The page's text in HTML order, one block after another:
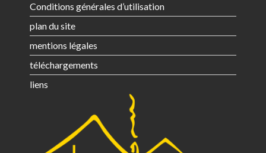
Conditions générales d’utilisation
plan du site
mentions légales
téléchargements
liens